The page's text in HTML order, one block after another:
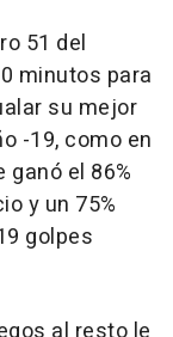
51 del
minutos para
su mejor
-19, como en
ganó el 86%
y un 75%
golpes